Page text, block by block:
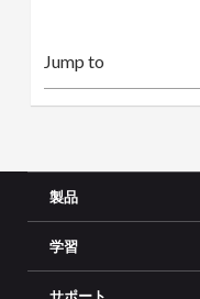
製品
学習